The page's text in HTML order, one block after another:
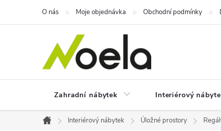
O nás Moje objednávka Obchodní podmínky
Zahradní nábytek Interiérový
Domů
Interiérový nábytek Úložné prostory